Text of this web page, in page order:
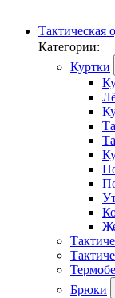
Тактическая
Категории:
Куртки
Брюки